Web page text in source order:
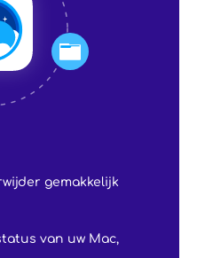
gemakkelijk
van uw Mac,